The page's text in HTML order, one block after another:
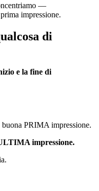
—
impressione.
di
e la fine di
PRIMA impressione.
impressione.